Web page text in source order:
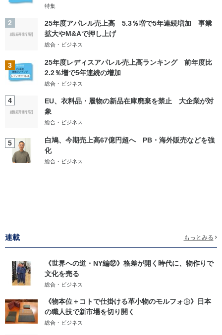
特集
2
25年度アパレル売上高 5.3％増で5年連続増加 事業
拡大やM&Aで押し上げ
総合・ビジネス
3
25年度レディスアパレル売上高ランキング 前年度比
2.2％増で5年連続の増加
総合・ビジネス
4
EU、衣料品・履物の新品在庫廃棄を禁止 大企業が対
象
総合・ビジネス
5
白鳩、今期売上高67億円超へ PB・海外販売などを強
化
総合・ビジネス
連載 もっとみる
《世界への道・NY編⑫》格差が開く時代に、物作りで
文化を売る
総合・ビジネス
《物本位＋コトで仕掛ける革小物のモルフォ㊤》日本
の職人技で新市場を切り開く
総合・ビジネス